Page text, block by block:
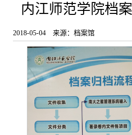
内江师范学院档
2018-05-04 来源：档案馆